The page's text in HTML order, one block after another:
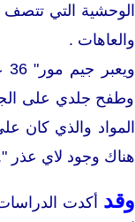
الوحشية التي تتصف
والعاهات .
وطفح جلدي على
هناك وجود لاي عذر ".
وقد أكدت